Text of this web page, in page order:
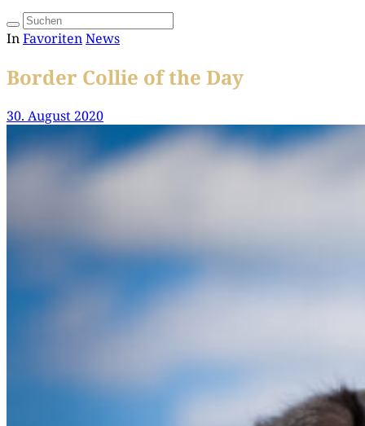
InFavoritenNews
Border Collie of the Day
30. August 2020